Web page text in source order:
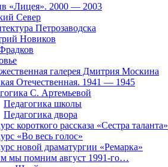
«Лицея». 2000 — 2003
Север
Петрозаводска
Новиков
галерея Дмитрия Москина
Отечественная. 1941 — 1945
С. Артемьевой
Педагогика школы
Педагогика двора
короткого рассказа «Сестра таланта»
«Во весь голос»
новой драматургии «Ремарка»
мы помним август 1991-го…